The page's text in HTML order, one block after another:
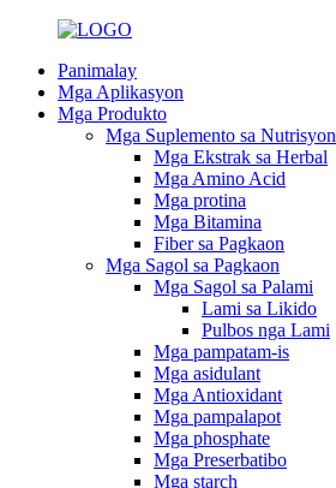
Panimalay
Mga Aplikasyon
Mga Produkto
Mga Suplemento sa Nutrisyon
Mga Ekstrak sa Herbal
Mga Amino Acid
Mga protina
Mga Bitamina
Fiber sa Pagkaon
Mga Sagol sa Pagkaon
Mga Sagol sa Palami
Lami sa Likido
Pulbos nga Lami
Mga pampatam-is
Mga asidulant
Mga Antioxidant
Mga pampalapot
Mga phosphate
Mga Preserbatibo
Mga starch